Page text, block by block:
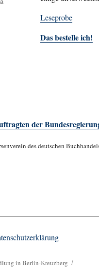
Leseprobe
Das bestelle ich!
der
in Berlin-Kreuzberg